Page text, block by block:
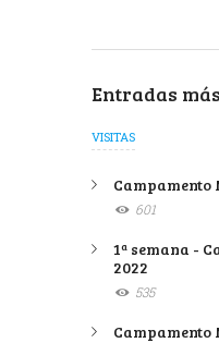
Entradas
VISITAS
601
1ª semana -
2022
535